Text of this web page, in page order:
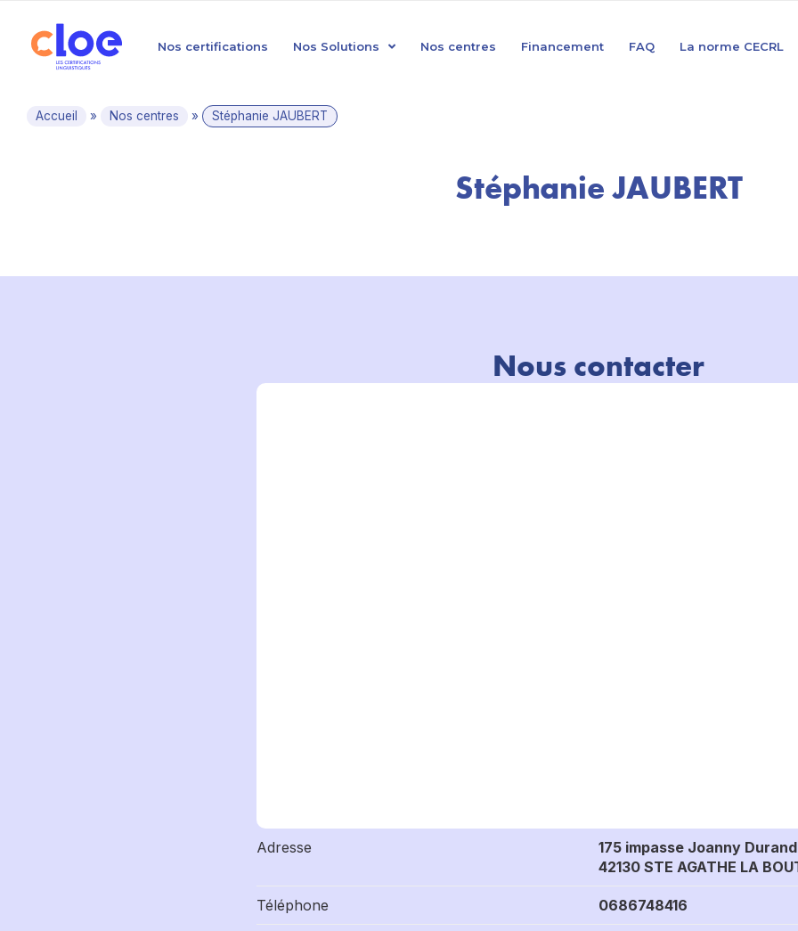
Nos certifications Nos Solutions Nos centres Financement FAQ La norme CECRL
Accueil » Nos centres » Stéphanie JAUBERT
Stéphanie JAUBERT
Nous contacter
Adresse
175 impasse Joanny Durand
42130 STE AGATHE LA
Téléphone 0686748416